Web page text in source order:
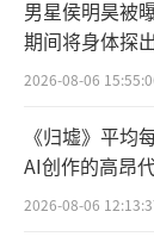
男星侯明昊被
期间将身体探
地交警回应
2026-08-06
《归墟》平均
AI创作的高昂
2026-08-06